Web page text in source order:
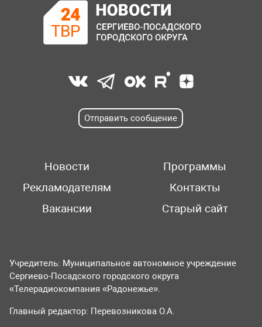
Отправить сообщение
Новости
Программы
Рекламодателям
Контакты
Вакансии
Старый сайт
Учредитель: Муниципальное автономное учреждение
Сергиево-Посадского городского округа
«Телерадиокомпания «Радонежье».
Главный редактор: Перевозникова О.А.